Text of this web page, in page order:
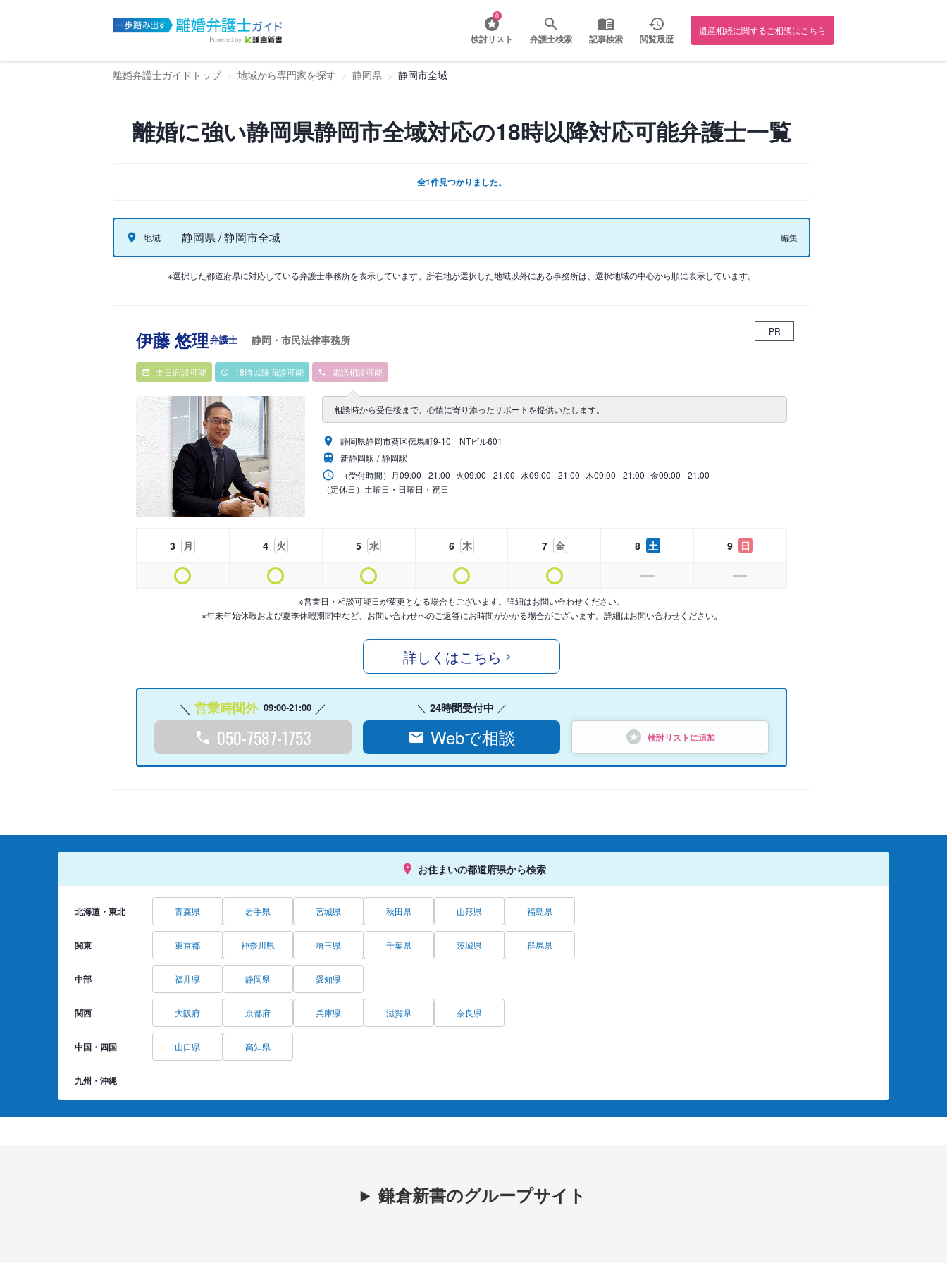
0
検討リスト 弁護士検索 記事検索 閲覧履歴
遺産相続に関するご相談はこちら
離婚弁護士ガイドトップ 地域から専門家を探す 静岡県 静岡市全域
離婚に強い静岡県静岡市全域対応の18時以降対応可能弁護士一覧
全1件見つかりました。
地域 静岡県 / 静岡市全域 編集
※選択した都道府県に対応している弁護士事務所を表示しています。所在地が選択した地域以外にある事務所は、選択地域の中心から順に表示しています。
伊藤 悠理弁護士 静岡・市民法律事務所
PR
土日面談可能 18時以降面談可能 電話相談可能
相談時から受任後まで、心情に寄り添ったサポートを提供いたします。
静岡県静岡市葵区伝馬町9‐10 NTビル601
新静岡駅
静岡駅
（受付時間） 月09:00 - 21:00 火09:00 - 21:00 水09:00 - 21:00 木09:00 - 21:00 金09:00 - 21:00
（定休日）土曜日・日曜日・祝日
3 月 4 火 5 水 6 木 7 金 8 土 9 日
※営業日・相談可能日が変更となる場合もございます。詳細はお問い合わせください。
※年末年始休暇および夏季休暇期間中など、お問い合わせへのご返答にお時間がかかる場合がございます。詳細はお問い合わせください。
詳しくはこちら
営業時間外 09:00-21:00
050-7587-1753
24時間受付中
Webで相談 検討リストに追加
お住まいの都道府県から検索
北海道・東北 青森県 岩手県 宮城県 秋田県 山形県 福島県
関東 東京都 神奈川県 埼玉県 千葉県 茨城県 群馬県
中部 福井県 静岡県 愛知県
関西 大阪府 京都府 兵庫県 滋賀県 奈良県
中国・四国 山口県 高知県
九州・沖縄
鎌倉新書のグループサイト